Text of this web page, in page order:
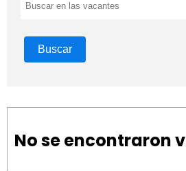
Buscar
No se encontraron